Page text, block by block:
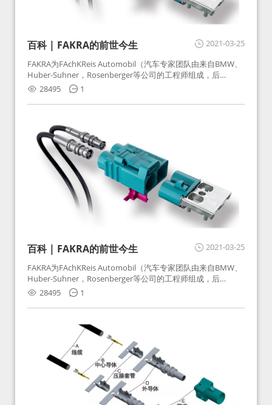
2021-03-25
百科 | FAKRA的前世今生
FAKRA为FAchKReis Automobil（汽车专家团队由来自BMW、
Huber-Suhner，Rosenberger等公司的工程师组成，后
Huber-Suhner相关连接器业务及技术在2010年并入
Rosenberger）缩写。起初为BMW需求用于车载收音机天线连
接，如今FAKRA已成为汽车行业通用标准的射频连接器，被业
28495 1
2021-03-25
百科 | FAKRA的前世今生
FAKRA为FAchKReis Automobil（汽车专家团队由来自BMW、
Huber-Suhner，Rosenberger等公司的工程师组成，后
Huber-Suhner相关连接器业务及技术在2010年并入
Rosenberger）缩写。起初为BMW需求用于车载收音机天线连
接，如今FAKRA已成为汽车行业通用标准的射频连接器，被业
28495 1